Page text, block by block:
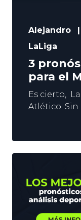
Alejandro |
LaLiga
3
para el
Es cierto,
Atlético.
domingo
rival es un
aficionado
centramos
rojiblancos
(también lo